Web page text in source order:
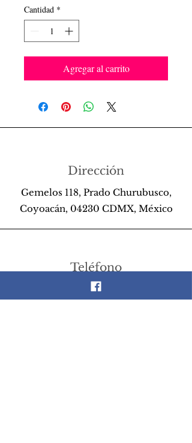
Cantidad *
Agregar al carrito
Dirección
Gemelos 118, Prado Churubusco,
Coyoacán, 04230 CDMX, México
Teléfono
55 26 89 13 14